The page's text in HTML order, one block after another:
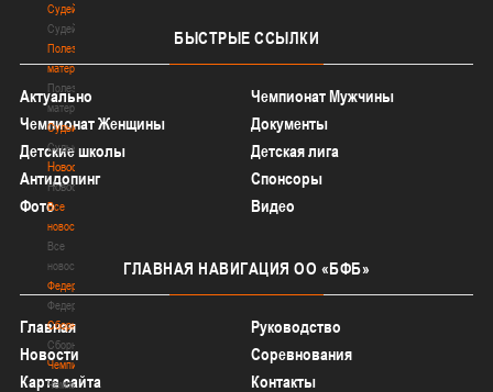
Судейство
Судейство
Полезные
материалы
Полезные
материалы
Судьи
Судьи
Новости
Новости
Все
новости
Все
новости
Федерация
Федерация
Сборные
Сборные
Чемпионат
Чемпионат
БЫСТРЫЕ ССЫЛКИ
Актуально
Чемпионат Мужчины
Чемпионат Женщины
Документы
Детские школы
Детская лига
Антидопинг
Спонсоры
Фото
Видео
ГЛАВНАЯ НАВИГАЦИЯ ОО «БФБ»
Главная
Руководство
Новости
Соревнования
Карта сайта
Контакты